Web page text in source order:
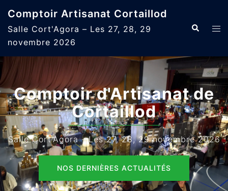
contenu
Comptoir Artisanat Cortaillod
Salle Cort'Agora – Les 27, 28, 29
novembre 2026
Comptoir d'Artisanat de
Cortaillod
Salle Cort'Agora - Les 27, 28, 29 novembre 2026
NOS DERNIÈRES ACTUALITÉS